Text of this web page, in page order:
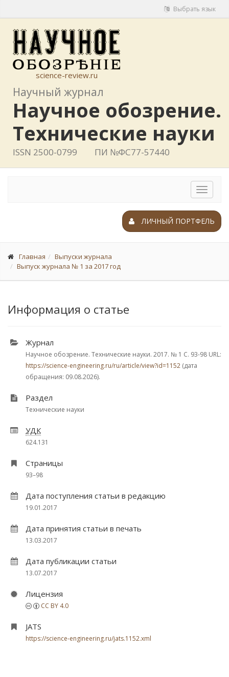
Выбрать язык
science-review.ru
Научный журнал
Научное обозрение.
Технические науки
ISSN 2500-0799 ПИ №ФС77-57440
Toggle
ЛИЧНЫЙ ПОРТФЕЛЬ
Главная
Выпуски журнала
Выпуск журнала № 1 за 2017 год
Информация о статье
Журнал
Научное обозрение. Технические науки. 2017. № 1 С. 93-98 URL:
https://science-engineering.ru/ru/article/view?id=1152 (дата
обращения: 09.08.2026).
Раздел
Технические науки
УДК
624.131
Страницы
93–98
Дата поступления статьи в редакцию
19.01.2017
Дата принятия статьи в печать
13.03.2017
Дата публикации статьи
13.07.2017
Лицензия
CC BY 4.0
JATS
https://science-engineering.ru/jats.1152.xml